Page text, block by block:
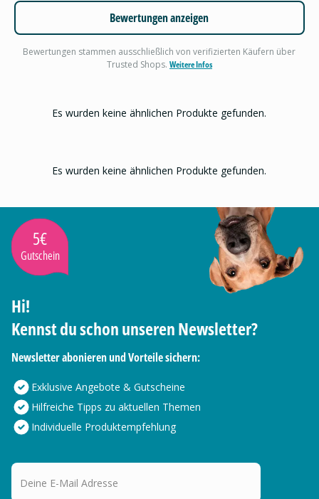
Bewertungen anzeigen
Bewertungen stammen ausschließlich von verifizierten Käufern über
Trusted Shops. Weitere Infos
Es wurden keine ähnlichen Produkte gefunden.
Es wurden keine ähnlichen Produkte gefunden.
5€
Gutschein
Hi!
Kennst du schon unseren Newsletter?
Newsletter abonieren und Vorteile sichern:
Exklusive Angebote & Gutscheine
Hilfreiche Tipps zu aktuellen Themen
Individuelle Produktempfehlung
Deine E-Mail Adresse